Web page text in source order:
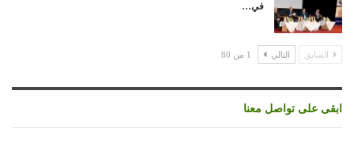
في…
السابق التالي 1 من 80
ابقى على تواصل معنا